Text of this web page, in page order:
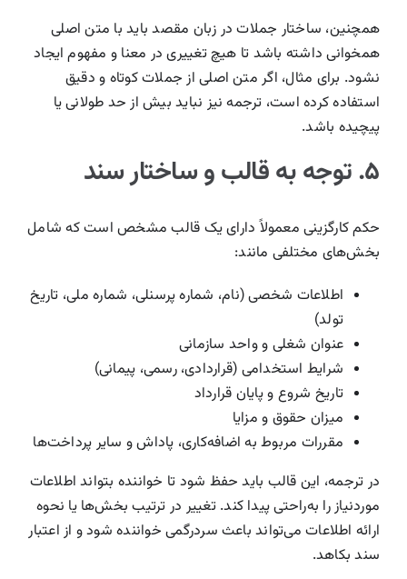
همچنین، ساختار جملات در زبان مقصد باید با متن اصلی
همخوانی داشته باشد تا هیچ تغییری در معنا و مفهوم ایجاد
نشود. برای مثال، اگر متن اصلی از جملات کوتاه و دقیق
استفاده کرده است، ترجمه نیز نباید بیش از حد طولانی یا
پیچیده باشد.
۵. توجه به قالب و ساختار سند
حکم کارگزینی معمولاً دارای یک قالب مشخص است که شامل
بخش‌های مختلفی مانند:
اطلاعات شخصی (نام، شماره پرسنلی، شماره ملی، تاریخ
تولد)
عنوان شغلی و واحد سازمانی
شرایط استخدامی (قراردادی، رسمی، پیمانی)
تاریخ شروع و پایان قرارداد
میزان حقوق و مزایا
مقررات مربوط به اضافه‌کاری، پاداش و سایر پرداخت‌ها
در ترجمه، این قالب باید حفظ شود تا خواننده بتواند اطلاعات
موردنیاز را به‌راحتی پیدا کند. تغییر در ترتیب بخش‌ها یا نحوه
ارائه اطلاعات می‌تواند باعث سردرگمی خواننده شود و از اعتبار
سند بکاهد.